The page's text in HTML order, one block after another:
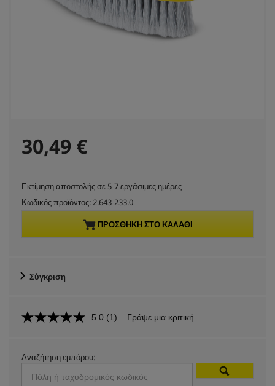
C
r
r
n
t
p
r
30,49 €
Εκτίμηση αποστολής σε 5-7 εργάσιμες ημέρες
Κωδικός προϊόντος:2.643-233.0
ΠΡΟΣΘΉΚΗ ΣΤΟ ΚΑΛΆΘΙ
Σύγκριση
5.0 (1) Γράψε μια κριτική
Αναζήτηση εμπόρου: